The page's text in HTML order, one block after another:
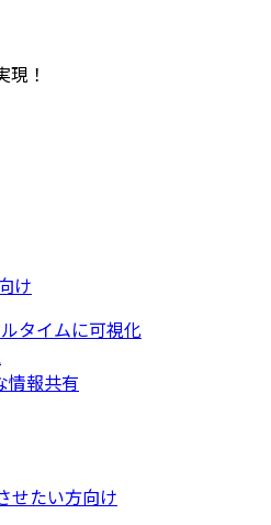
現！
け
タイムに可視化
情報共有
せたい方向け